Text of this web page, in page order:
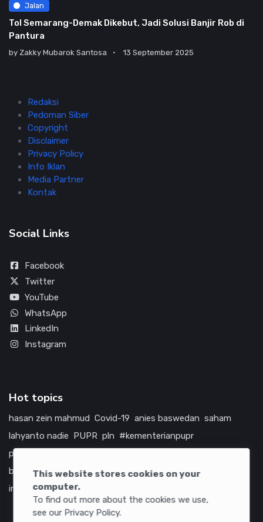
This website stores cookies on your
computer.
To find out more about the cookies we use,
see our Privacy Policy.
Jalan
Tol Semarang-Demak Dikebut, Jadi Solusi Banjir Rob di
Pantura
by Zakky Mubarok Santosa 13 September 2025
Redaksi
Pedoman Siber
Copyright
Disclaimer
Privacy Policy
Info Iklan
Media Partner
Kontak
Social Links
Facebook
Twitter
YouTube
WhatsApp
LinkedIn
Instagram
Hot topics
hasan zein mahmud Covid-19 anies baswedan saham
lahyanto nadie PUPR pln #kementerianpupr
prabowo subianto
bumn
jasa marga jtts china tol amerika serikat
infrastruktur